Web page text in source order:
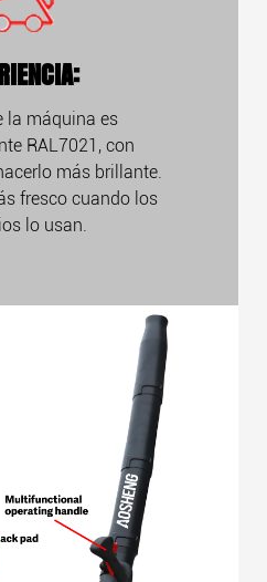
la máquina es
RAL7021, con
más brillante.
fresco cuando los
lo usan.